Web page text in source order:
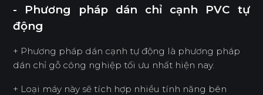
- Phương pháp dán chỉ cạnh PVC tự
động
+ Phương pháp dán cạnh tự động là phương pháp
dán chỉ gỗ công nghiệp tối ưu nhất hiện nay.
+ Loại máy này sẽ tích hợp nhiều tính năng bên